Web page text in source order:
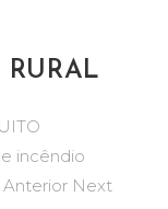
incêndio
Anterior Next